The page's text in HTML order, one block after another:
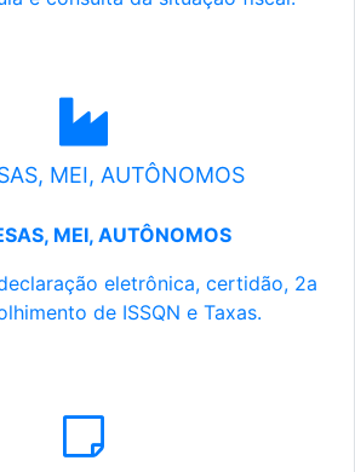
MEI, AUTÔNOMOS
MEI, AUTÔNOMOS
eletrônica, certidão, 2a
de ISSQN e Taxas.